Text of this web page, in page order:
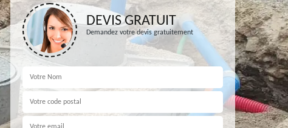
DEVIS GRATUIT
Demandez votre devis gratuitement